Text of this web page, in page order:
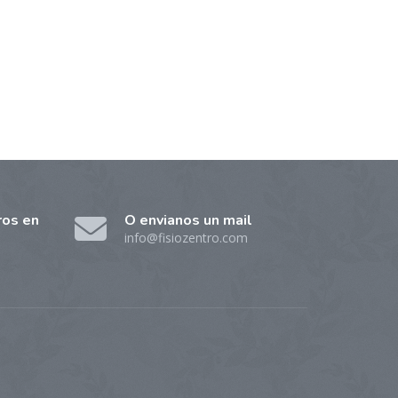
en O envianos un mail
info@fisiozentro.com